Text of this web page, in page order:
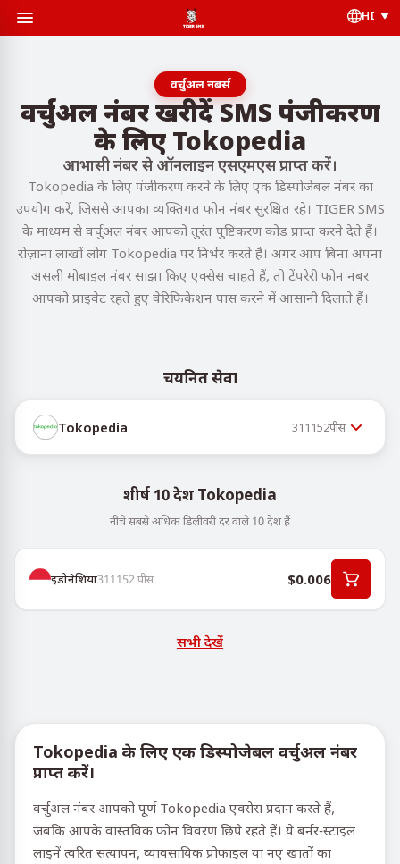
HI
वर्चुअल नंबर्स
वर्चुअल नंबर खरीदें SMS पंजीकरण
के लिए Tokopedia
आभासी नंबर से ऑनलाइन एसएमएस प्राप्त करें।
Tokopedia के लिए पंजीकरण करने के लिए एक डिस्पोजेबल नंबर का
उपयोग करें, जिससे आपका व्यक्तिगत फोन नंबर सुरक्षित रहे। TIGER SMS
के माध्यम से वर्चुअल नंबर आपको तुरंत पुष्टिकरण कोड प्राप्त करने देते हैं।
रोज़ाना लाखों लोग Tokopedia पर निर्भर करते हैं। अगर आप बिना अपना
असली मोबाइल नंबर साझा किए एक्सेस चाहते हैं, तो टेंपरेरी फोन नंबर
आपको प्राइवेट रहते हुए वेरिफिकेशन पास करने में आसानी दिलाते हैं।
चयनित सेवा
Tokopedia 311152पीस
शीर्ष 10 देश Tokopedia
नीचे सबसे अधिक डिलीवरी दर वाले 10 देश हैं
इंडोनेशिया311152 पीस $0.006
सभी देखें
Tokopedia के लिए एक डिस्पोजेबल वर्चुअल नंबर
प्राप्त करें।
वर्चुअल नंबर आपको पूर्ण Tokopedia एक्सेस प्रदान करते हैं,
जबकि आपके वास्तविक फोन विवरण छिपे रहते हैं। ये बर्नर-स्टाइल
लाइनें त्वरित सत्यापन, व्यावसायिक प्रोफाइल या नए खातों का